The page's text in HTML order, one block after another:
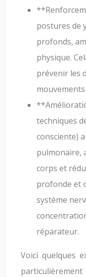
postures de
profonds,
physique.
prévenir les
techniques
consciente)
pulmonaire,
corps et
profonde et
système
réparateur.
Voici quelques